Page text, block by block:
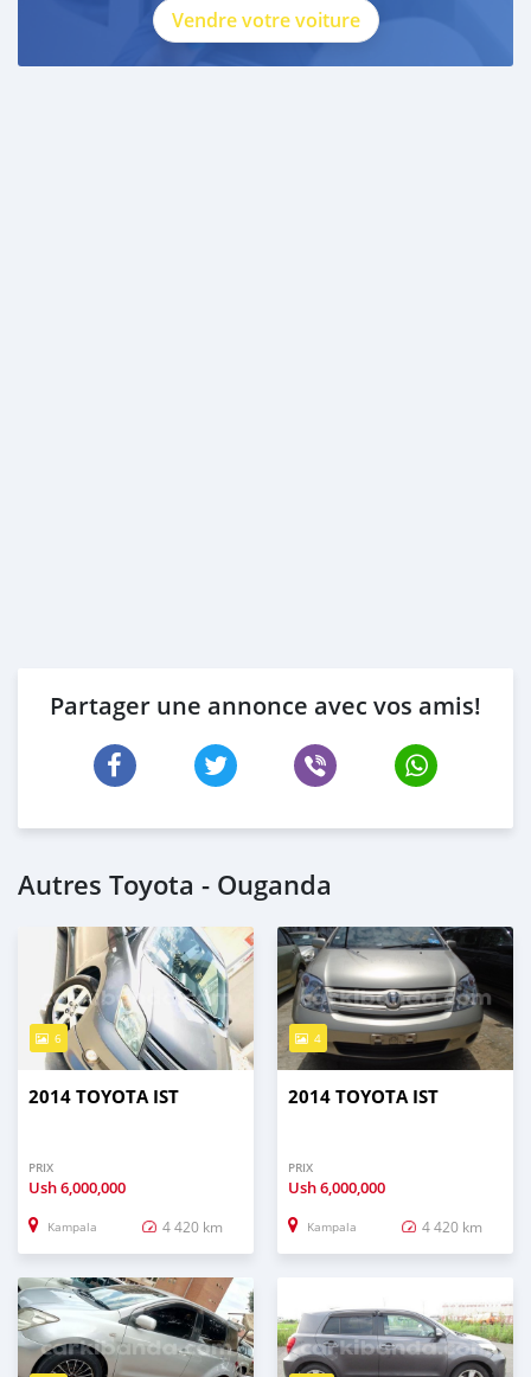
Vendre votre voiture
Partager une annonce avec vos amis!
Autres Toyota - Ouganda
6
2014 TOYOTA IST
PRIX
Ush6,000,000
Kampala 4 420 km
4
2014 TOYOTA IST
PRIX
Ush6,000,000
Kampala 4 420 km